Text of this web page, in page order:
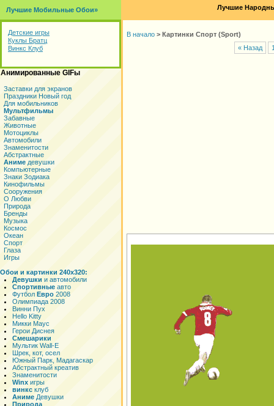
Лучшие Мобильные Обои»
Детские игры
Куклы Братц
Винкс Клуб
Анимированные GIFы
Заставки для экранов
Праздники Новый год
Для мобильников
Мультфильмы
Забавные
Животные
Мотоциклы
Автомобили
Знаменитости
Абстрактные
Аниме девушки
Компьютерные
Знаки Зодиака
Кинофильмы
Сооружения
О Любви
Природа
Бренды
Музыка
Космос
Океан
Спорт
Глаза
Игры
Обои и картинки 240x320:
Девушки и автомобили
Спортивные авто
Футбол Евро 2008
Олимпиада 2008
Винни Пух
Hello Kitty
Микки Маус
Герои Диснея
Смешарики
Мультик Wall-E
Шрек, кот, осел
Южный Парк, Мадагаскар
Абстрактный креатив
Знаменитости
Winx игры
винкс клуб
Аниме Девушки
Природа
Лучшие
В начало > Картинки Спорт (Sport)
« Назад